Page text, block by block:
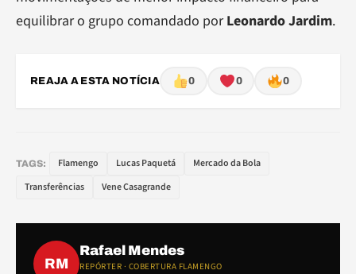
equilibrar o grupo comandado porLeonardo Jardim.
REAJA A ESTA NOTÍCIA 0 0 0
TAGS: Flamengo Lucas Paquetá
Mercado da Bola
Transferências
Vene Casagrande
RM
Rafael Mendes
REPÓRTER · COBERTURA FLAMENGO